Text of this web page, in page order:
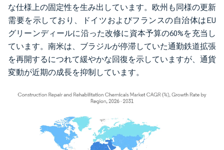
な仕様上の固定性を生み出しています。欧州も同様の更新
需要を示しており、ドイツおよびフランスの自治体はEU
グリーンディールに沿った改修に資本予算の60%を充当し
ています。南米は、ブラジルが停滞していた通勤鉄道拡張
を再開するにつれて緩やかな回復を示していますが、通貨
変動が近期の成長を抑制しています。